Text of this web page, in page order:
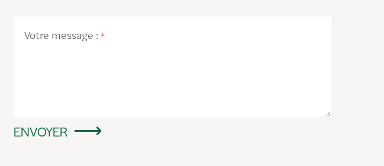
Votre message : *
ENVOYER